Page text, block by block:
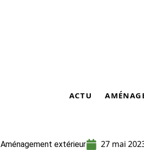
ACTU
Aménagement extérieur 27 mai